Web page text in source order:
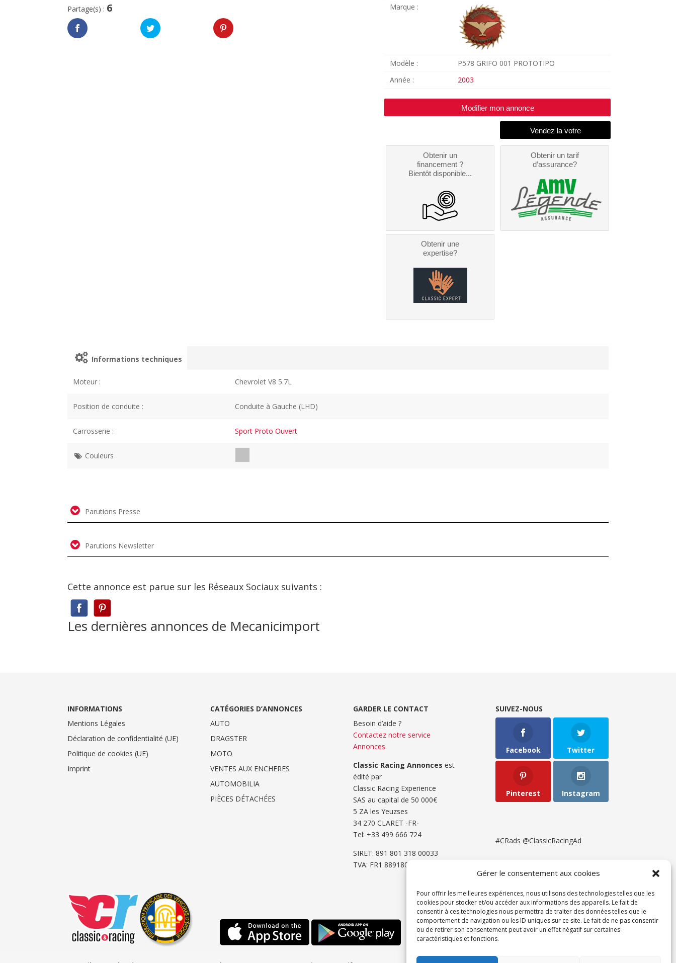
Gérer le consentement aux cookies
Pour offrir les meilleures expériences, nous utilisons des technologies telles que les
cookies pour stocker et/ou accéder aux informations des appareils. Le fait de
consentir à ces technologies nous permettra de traiter des données telles que le
comportement de navigation ou les ID uniques sur ce site. Le fait de ne pas consentir
ou de retirer son consentement peut avoir un effet négatif sur certaines
caractéristiques et fonctions.
Partage(s) : 6
Marque :
Modèle :
P578 GRIFO 001 PROTOTIPO
Année :
2003
Modifier mon annonce
Obtenir un
financement ?
Bientôt disponible...
Obtenir un tarif
d’assurance?
Obtenir une
expertise?
Informations techniques
Moteur : Chevrolet V8 5.7L
Position de conduite : Conduite à Gauche (LHD)
Carrosserie : Sport Proto Ouvert
Couleurs
Parutions Presse
Parutions Newsletter
Cette annonce est parue sur les Réseaux Sociaux suivants :
Les dernières annonces de Mecanicimport
INFORMATIONS
Mentions Légales
Déclaration de confidentialité (UE)
Politique de cookies (UE)
Imprint
CATÉGORIES D’ANNONCES
AUTO
DRAGSTER
MOTO
VENTES AUX ENCHERES
AUTOMOBILIA
PIÈCES DÉTACHÉES
GARDER LE CONTACT
Besoin d’aide ?
Contactez notre service
Annonces.
Classic Racing Annonces est
édité par
Classic Racing Experience
SAS au capital de 50 000€
5 ZA les Yeuzses
34 270 CLARET -FR-
Tel: ‭+33 499 666 724‬
SIRET: 891 801 318 00033
TVA: FR1 8891801318
SUIVEZ-NOUS
Facebook Twitter
Pinterest Instagram
#CRads @ClassicRacingAd